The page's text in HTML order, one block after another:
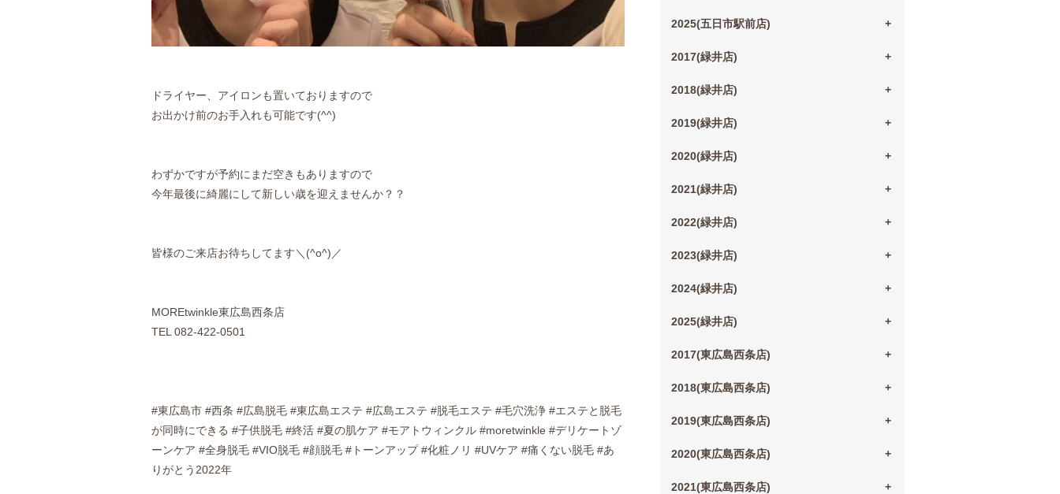
ドライヤー、アイロンも置いておりますので
お出かけ前のお手入れも可能です(^^)
わずかですが予約にまだ空きもありますので
今年最後に綺麗にして新しい歳を迎えませんか？？
皆様のご来店お待ちしてます＼(^o^)／
MOREtwinkle東広島西条店
TEL 082-422-0501
#東広島市 #西条 #広島脱毛 #東広島エステ #広島エステ #脱毛エステ #毛穴洗浄 #エステと脱毛
が同時にできる #子供脱毛 #終活 #夏の肌ケア #モアトウィンクル #moretwinkle #デリケートゾ
ーンケア #全身脱毛 #VIO脱毛 #顔脱毛 #トーンアップ #化粧ノリ #UVケア #痛くない脱毛 #あ
りがとう2022年
2025(五日市駅前店)
2017(緑井店)
2018(緑井店)
2019(緑井店)
2020(緑井店)
2021(緑井店)
2022(緑井店)
2023(緑井店)
2024(緑井店)
2025(緑井店)
2017(東広島西条店)
2018(東広島西条店)
2019(東広島西条店)
2020(東広島西条店)
2021(東広島西条店)